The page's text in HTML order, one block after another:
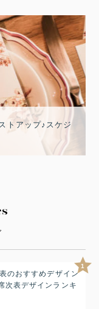
トアップ♪スケジ
1
のおすすめデザイン
次表デザインランキ